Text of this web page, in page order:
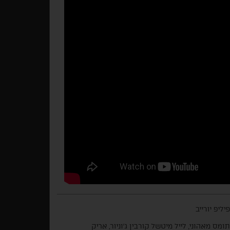
פיליפ יורייב
תומס מאהוני, לייל מיטשל קורבין ג'וניור, אריק